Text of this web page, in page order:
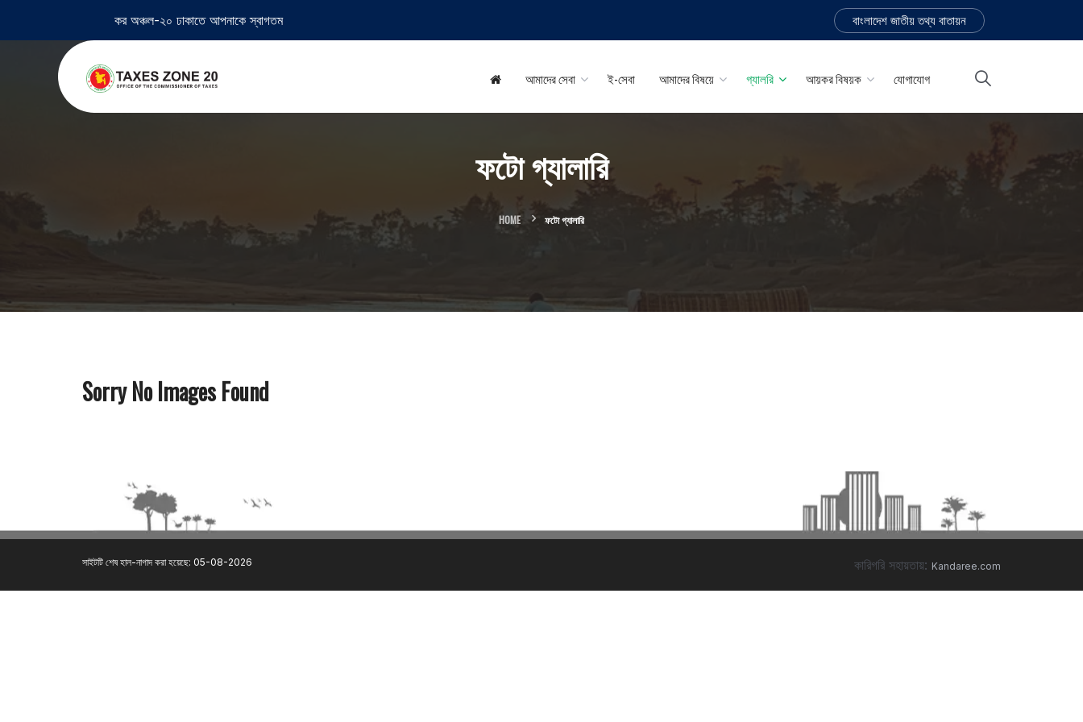
কর অঞ্চল-২০ ঢাকাতে আপনাকে স্বাগতম বাংলাদেশ জাতীয় তথ্য বাতায়ন
আমাদের সেবা ই-সেবা আমাদের বিষয়ে গ্যালরি আয়কর বিষয়ক যোগাযোগ
ফটো গ্যালারি
HOME ফটো গ্যালারি
Sorry No Images Found
সাইটটি শেষ হাল-নাগাদ করা হয়েছে: 05-08-2026 কারিগরি সহায়তায়: Kandaree.com